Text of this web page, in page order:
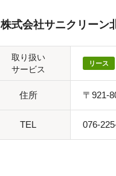
株式会社サニクリーン
取り扱い
サービス
リース
住所 〒921-
TEL 076-